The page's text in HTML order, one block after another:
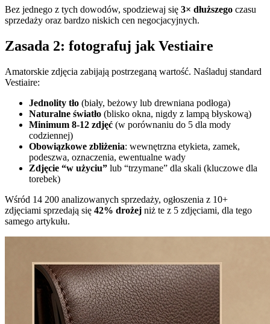
Bez jednego z tych dowodów, spodziewaj się 3× dłuższego czasu
sprzedaży oraz bardzo niskich cen negocjacyjnych.
Zasada 2: fotografuj jak Vestiaire
Amatorskie zdjęcia zabijają postrzeganą wartość. Naśladuj standard
Vestiaire:
Jednolity tło (biały, beżowy lub drewniana podłoga)
Naturalne światło (blisko okna, nigdy z lampą błyskową)
Minimum 8-12 zdjęć (w porównaniu do 5 dla mody
codziennej)
Obowiązkowe zbliżenia: wewnętrzna etykieta, zamek,
podeszwa, oznaczenia, ewentualne wady
Zdjęcie “w użyciu” lub “trzymane” dla skali (kluczowe dla
torebek)
Wśród 14 200 analizowanych sprzedaży, ogłoszenia z 10+
zdjęciami sprzedają się 42% drożej niż te z 5 zdjęciami, dla tego
samego artykułu.